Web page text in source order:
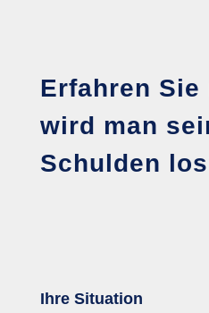
Erfahren Sie
wird man
Schulden
Ihre Situation